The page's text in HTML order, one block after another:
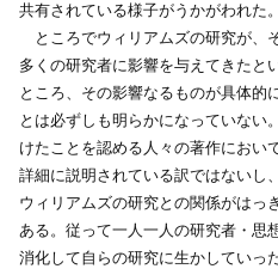
共有されている様子がうかがわれた。
ところでウィリアムズの研究が、
多くの研究者に影響を与えてきたと
ところ、その影響なるものが具体的
とは必ずしも明らかになっていない
けたことを認める人々の著作におい
詳細に説明されている訳ではないし
ウィリアムズの研究との関係がはっ
ある。従って一人一人の研究者・思
消化して自らの研究に生かしていっ